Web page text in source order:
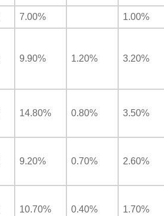
7.00% 1.00%
9.90% 1.20% 3.20%
14.80% 0.80% 3.50%
9.20% 0.70% 2.60%
10.70% 0.40% 1.70%